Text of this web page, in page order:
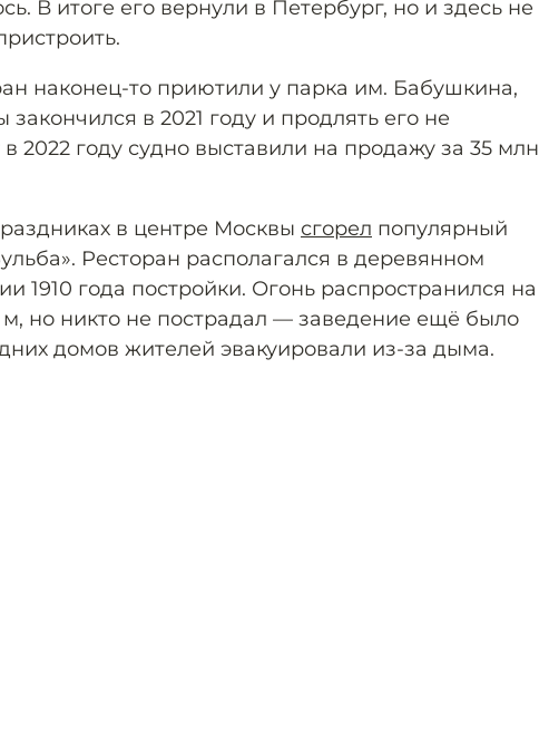
В итоге его вернули в Петербург, но и здесь не
наконец-то приютили у парка им. Бабушкина,
в 2021 году и продлять его не
2022 году судно выставили на продажу за 35 млн
в центре Москвы сгорел популярный
Ресторан располагался в деревянном
1910 года постройки. Огонь распространился на
но никто не пострадал — заведение ещё было
домов жителей эвакуировали из-за дыма.